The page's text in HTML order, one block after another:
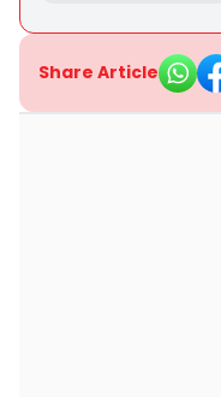
Share Article